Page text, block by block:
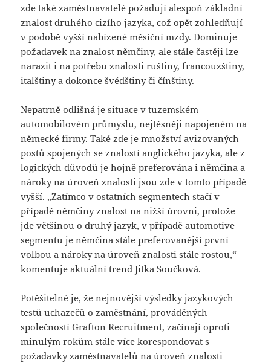
zde také zaměstnavatelé požadují alespoň základní
znalost druhého cizího jazyka, což opět zohledňují
v podobě vyšší nabízené měsíční mzdy. Dominuje
požadavek na znalost němčiny, ale stále častěji lze
narazit i na potřebu znalosti ruštiny, francouzštiny,
italštiny a dokonce švédštiny či čínštiny.
Nepatrně odlišná je situace v tuzemském
automobilovém průmyslu, nejtěsněji napojeném na
německé firmy. Také zde je množství avizovaných
postů spojených se znalostí anglického jazyka, ale z
logických důvodů je hojně preferována i němčina a
nároky na úroveň znalosti jsou zde v tomto případě
vyšší. „Zatímco v ostatních segmentech stačí v
případě němčiny znalost na nižší úrovni, protože
jde většinou o druhý jazyk, v případě automotive
segmentu je němčina stále preferovanější první
volbou a nároky na úroveň znalosti stále rostou,“
komentuje aktuální trend Jitka Součková.
Potěšitelné je, že nejnovější výsledky jazykových
testů uchazečů o zaměstnání, prováděných
společností Grafton Recruitment, začínají oproti
minulým rokům stále více korespondovat s
požadavky zaměstnavatelů na úroveň znalosti